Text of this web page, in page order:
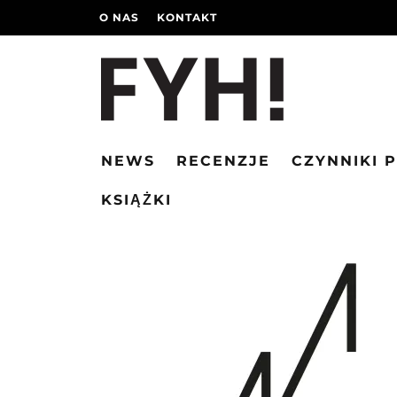
O NAS KONTAKT
NEWS RECENZJE CZYNNIKI
KSIĄŻKI